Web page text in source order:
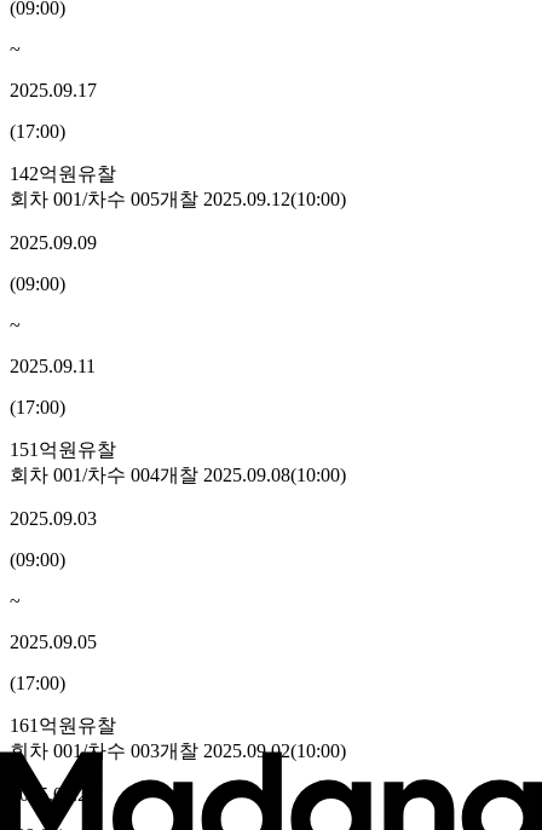
(09:00)
~
2025.09.17
(17:00)
142억원 유찰
회차 001/차수 005개찰 2025.09.12(10:00)
2025.09.09
(09:00)
~
2025.09.11
(17:00)
151억원 유찰
회차 001/차수 004개찰 2025.09.08(10:00)
2025.09.03
(09:00)
~
2025.09.05
(17:00)
161억원 유찰
회차 001/차수 003개찰 2025.09.02(10:00)
2025.08.28